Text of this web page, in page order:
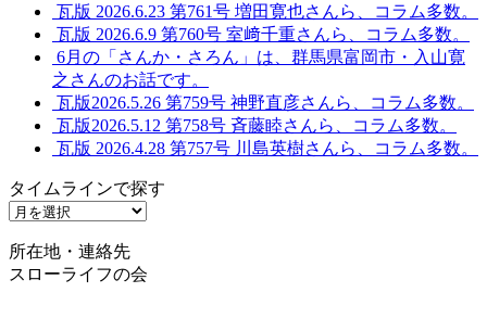
瓦版 2026.6.23 第761号 増田寛也さんら、コラム多数。
瓦版 2026.6.9 第760号 室﨑千重さんら、コラム多数。
6月の「さんか・さろん」は、群馬県富岡市・入山寛
之さんのお話です。
瓦版2026.5.26 第759号 神野直彦さんら、コラム多数。
瓦版2026.5.12 第758号 斉藤睦さんら、コラム多数。
瓦版 2026.4.28 第757号 川島英樹さんら、コラム多数。
タイムラインで探す
タ
ム
ラ
所在地・連絡先
スローライフの会